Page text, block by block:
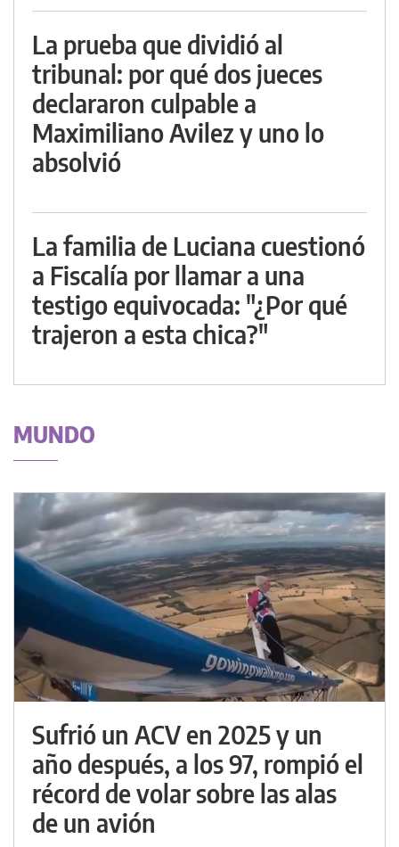
La prueba que dividió al
tribunal: por qué dos jueces
declararon culpable a
Maximiliano Avilez y uno lo
absolvió
La familia de Luciana cuestionó
a Fiscalía por llamar a una
testigo equivocada: "¿Por qué
trajeron a esta chica?"
MUNDO
Sufrió un ACV en 2025 y un
año después, a los 97, rompió el
récord de volar sobre las alas
de un avión